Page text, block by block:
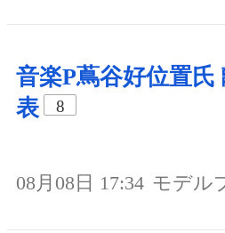
音楽P蔦谷好位置氏
表
8
08月08日 17:34 モデル